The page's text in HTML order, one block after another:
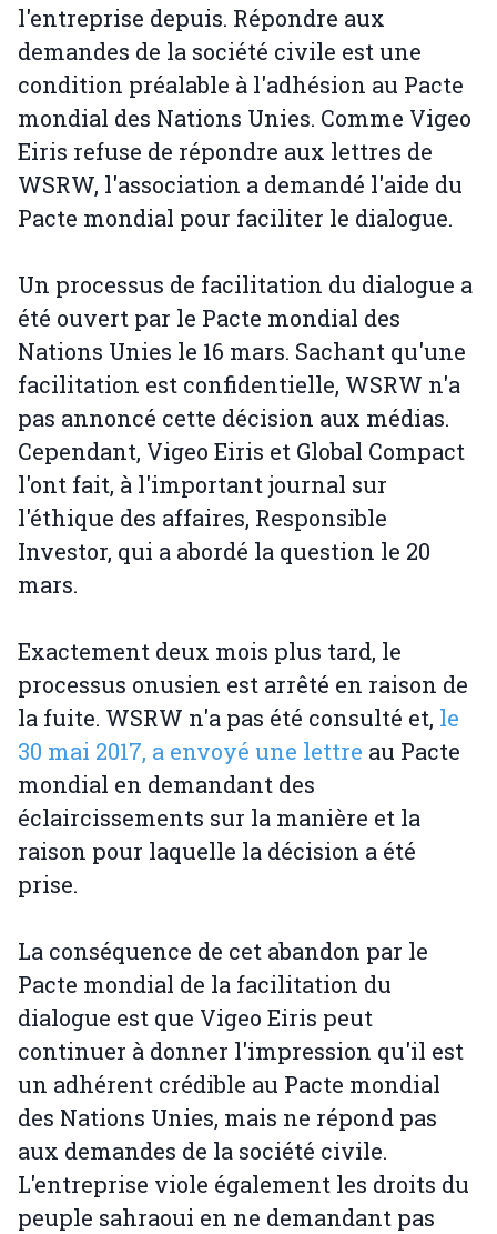
l'entreprise depuis. Répondre aux
demandes de la société civile est une
condition préalable à l'adhésion au Pacte
mondial des Nations Unies. Comme Vigeo
Eiris refuse de répondre aux lettres de
WSRW, l'association a demandé l'aide du
Pacte mondial pour faciliter le dialogue.
Un processus de facilitation du dialogue a
été ouvert par le Pacte mondial des
Nations Unies le 16 mars. Sachant qu'une
facilitation est confidentielle, WSRW n'a
pas annoncé cette décision aux médias.
Cependant, Vigeo Eiris et Global Compact
l'ont fait, à l'important journal sur
l'éthique des affaires, Responsible
Investor, qui a abordé la question le 20
mars.
Exactement deux mois plus tard, le
processus onusien est arrêté en raison de
la fuite. WSRW n'a pas été consulté et, le
30 mai 2017, a envoyé une lettre au Pacte
mondial en demandant des
éclaircissements sur la manière et la
raison pour laquelle la décision a été
prise.
La conséquence de cet abandon par le
Pacte mondial de la facilitation du
dialogue est que Vigeo Eiris peut
continuer à donner l'impression qu'il est
un adhérent crédible au Pacte mondial
des Nations Unies, mais ne répond pas
aux demandes de la société civile.
L'entreprise viole également les droits du
peuple sahraoui en ne demandant pas